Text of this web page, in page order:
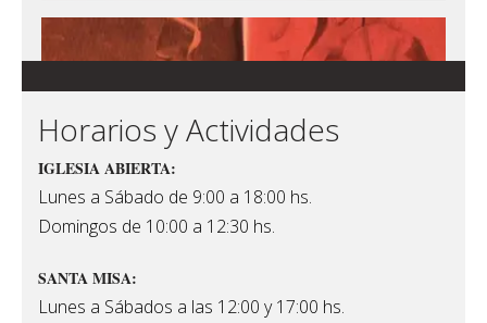
Horarios y Actividades
IGLESIA ABIERTA:
Lunes a Sábado de 9:00 a 18:00 hs.
Domingos de 10:00 a 12:30 hs.
SANTA MISA:
Lunes a Sábados a las 12:00 y 17:00 hs.